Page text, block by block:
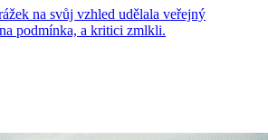
na svůj vzhled udělala veřejný
podmínka, a kritici zmlkli.